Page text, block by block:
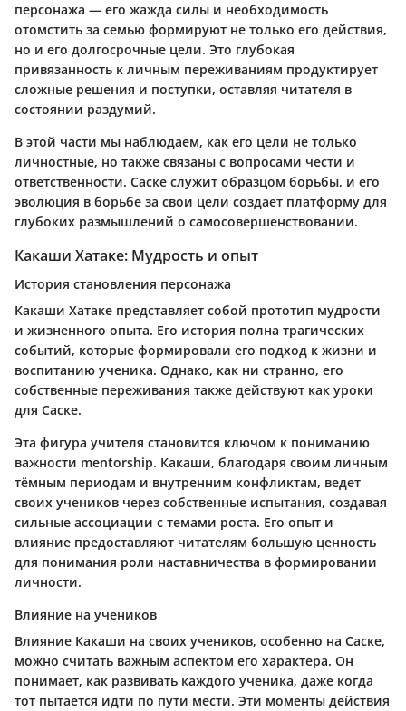
персонажа — его жажда силы и необходимость
отомстить за семью формируют не только его действия,
но и его долгосрочные цели. Это глубокая
привязанность к личным переживаниям продуктирует
сложные решения и поступки, оставляя читателя в
состоянии раздумий.
В этой части мы наблюдаем, как его цели не только
личностные, но также связаны с вопросами чести и
ответственности. Саске служит образцом борьбы, и его
эволюция в борьбе за свои цели создает платформу для
глубоких размышлений о самосовершенствовании.
Какаши Хатаке: Мудрость и опыт
История становления персонажа
Какаши Хатаке представляет собой прототип мудрости
и жизненного опыта. Его история полна трагических
событий, которые формировали его подход к жизни и
воспитанию ученика. Однако, как ни странно, его
собственные переживания также действуют как уроки
для Саске.
Эта фигура учителя становится ключом к пониманию
важности mentorship. Какаши, благодаря своим личным
тёмным периодам и внутренним конфликтам, ведет
своих учеников через собственные испытания, создавая
сильные ассоциации с темами роста. Его опыт и
влияние предоставляют читателям большую ценность
для понимания роли наставничества в формировании
личности.
Влияние на учеников
Влияние Какаши на своих учеников, особенно на Саске,
можно считать важным аспектом его характера. Он
понимает, как развивать каждого ученика, даже когда
тот пытается идти по пути мести. Эти моменты действия